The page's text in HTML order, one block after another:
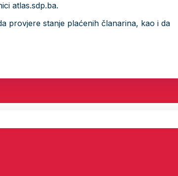
atlas.sdp.ba.
provjere stanje plaćenih članarina, kao i da